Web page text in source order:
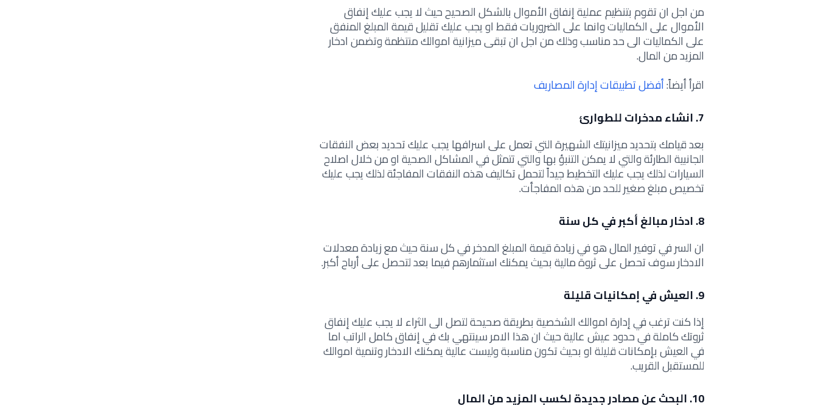
من اجل ان تقوم بتنظيم عملية إنفاق الأموال بالشكل الصحيح حيث لا يجب عليك إنفاق
الأموال على الكماليات وانما على الضروريات فقط او يجب عليك تقليل قيمة المبلغ المنفق
على الكماليات الى حد مناسب وذلك من اجل ان تبقى ميزانية اموالك منتظمة وتضمن ادخار
المزيد من المال.
اقرأ أيضاً:أفضل تطبيقات إدارة المصاريف
7. انشاء مدخرات للطوارئ
بعد قيامك بتحديد ميزانيتك الشهيرة التي تعمل على اسرافها يجب عليك تحديد بعض النفقات
الجانبية الطارئة والتي لا يمكن التنبؤ بها والتي تتمثل في المشاكل الصحية او من خلال اصلاح
السيارات لذلك يجب عليك التخطيط جيداً لتحمل تكاليف هذه النفقات المفاجئة لذلك يجب عليك
تخصيص مبلغ صغير للحد من هذه المفاجأت.
8. ادخار مبالغ أكبر في كل سنة
ان السر في توفير المال هو في زيادة قيمة المبلغ المدخر في كل سنة حيث مع زيادة معدلات
الادخار سوف تحصل على ثروة مالية بحيث يمكنك استثمارهم فيما بعد لتحصل على أرباح أكبر.
9. العيش في إمكانيات قليلة
إذا كنت ترغب في إدارة اموالك الشخصية بطريقة صحيحة لتصل الى الثراء لا يجب عليك إنفاق
ثروتك كاملة في حدود عيش عالية حيث ان هذا الامر سينتهي بك في إنفاق كامل الراتب اما
في العيش بإمكانات قليلة او بحيث تكون مناسبة وليست عالية يمكنك الادخار وتنمية اموالك
للمستقبل القريب.
10. البحث عن مصادر جديدة لكسب المزيد من المال